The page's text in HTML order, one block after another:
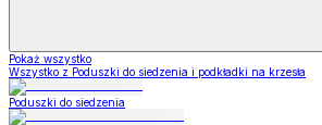
Pokaż wszystko
Wszystko z Poduszki do siedzenia i podkładki na krzesła
Poduszki do siedzenia